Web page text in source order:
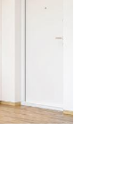
прихожей